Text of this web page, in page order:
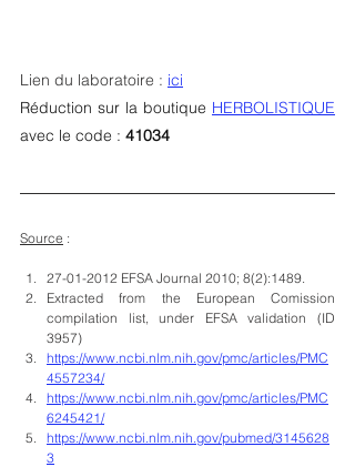
Lien du laboratoire : ici
Réduction sur la boutique HERBOLISTIQUE
avec le code : 41034
Source :
27-01-2012 EFSA Journal 2010; 8(2):1489.
Extracted from the European Comission
compilation list, under EFSA validation (ID
3957)
https://www.ncbi.nlm.nih.gov/pmc/articles/PMC
4557234/
https://www.ncbi.nlm.nih.gov/pmc/articles/PMC
6245421/
https://www.ncbi.nlm.nih.gov/pubmed/3145628
3